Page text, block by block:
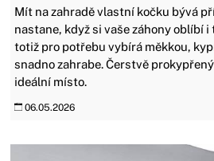
Mít na zahradě vlastní kočku bývá
nastane, když si vaše záhony oblíbí i
totiž pro potřebu vybírá měkkou,
snadno zahrabe. Čerstvě
ideální místo.
06.05.2026